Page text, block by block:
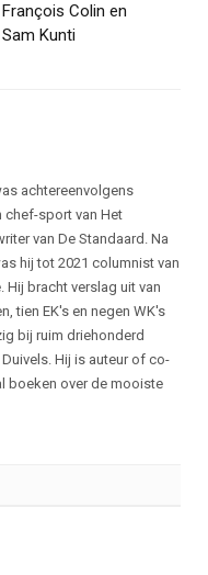
François Colin en
Sam Kunti
achtereenvolgens
chef-sport van Het
van De Standaard. Na
hij tot 2021 columnist van
bracht verslag uit van
tien EK's en negen WK's
bij ruim driehonderd
Hij is auteur of co-
boeken over de mooiste